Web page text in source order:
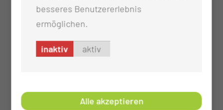
die Lehre von der Bewegungsempfindung und
ein Konzept der menschlichen Bewegung)
besseres Benutzererlebnis
ermöglichen.
inaktiv aktiv
Alle akzeptieren